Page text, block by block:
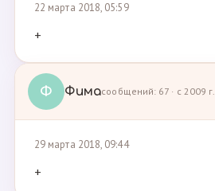
22 марта 2018, 05:59
+
Ф Фимасообщений: 67 · с 2009 г.
29 марта 2018, 09:44
+